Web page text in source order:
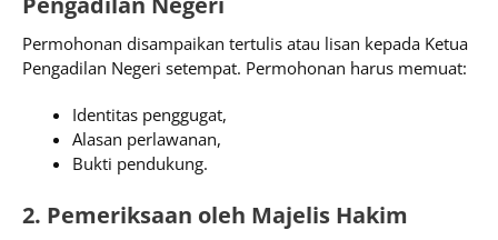
Permohonan disampaikan tertulis atau lisan kepada Ketua
Pengadilan Negeri setempat. Permohonan harus memuat:
Identitas penggugat,
Alasan perlawanan,
Bukti pendukung.
2. Pemeriksaan oleh Majelis Hakim